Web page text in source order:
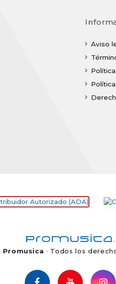
Aviso
Promusica · Todos los